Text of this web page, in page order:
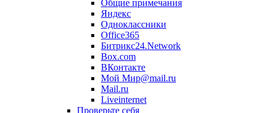
Общие примечания
Яндекс
Одноклассники
Office365
Битрикс24.Network
Box.com
ВКонтакте
Мой Мир@mail.ru
Mail.ru
Liveinternet
Проверьте себя